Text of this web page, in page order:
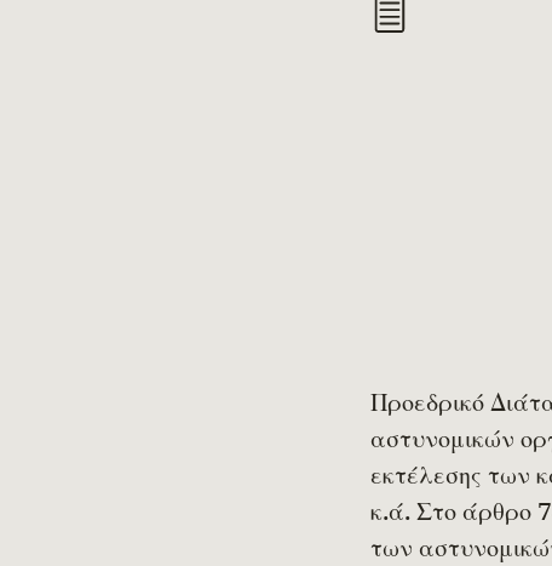
Προεδρικό
αστυνομικών
εκτέλεσης των
κ.ά. Στο άρθρο
των